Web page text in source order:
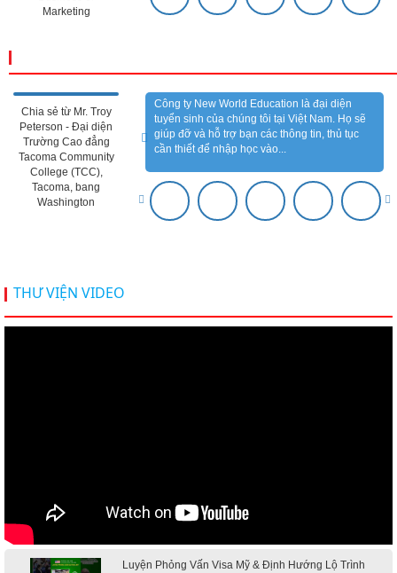
Marketing
Chia sẻ từ Mr. Troy
Peterson - Đại diện
Trường Cao đẳng
Tacoma Community
College (TCC),
Tacoma, bang
Washington
Công ty New World Education là đại diện
tuyển sinh của chúng tôi tại Việt Nam. Họ sẽ
giúp đỡ và hỗ trợ bạn các thông tin, thủ tục
cần thiết để nhập học vào...
THƯ VIỆN VIDEO
Luyện Phỏng Vấn Visa Mỹ & Định Hướng Lộ Trình